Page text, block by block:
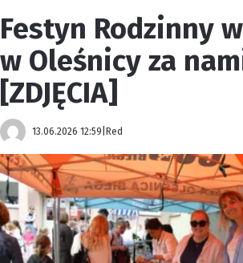
Festyn Rodzinny
w Oleśnicy za
[ZDJĘCIA]
13.06.2026 12:59 Red